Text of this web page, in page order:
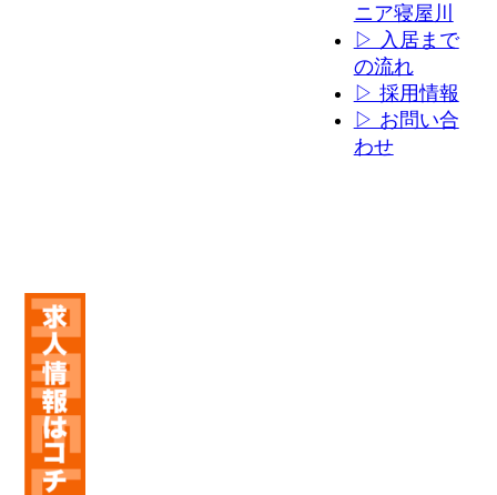
ニア寝屋川
▷ 入居まで
の流れ
▷ 採用情報
▷ お問い合
わせ